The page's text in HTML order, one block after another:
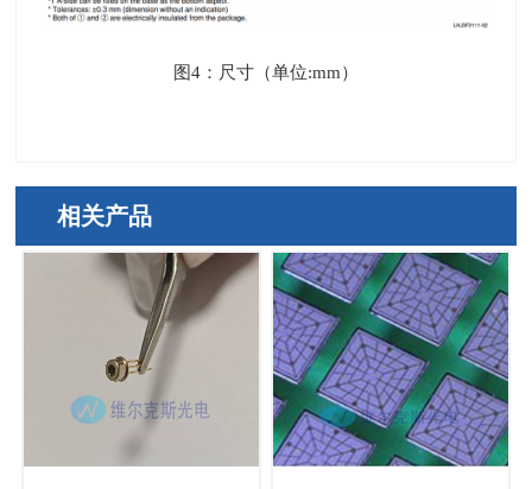
图4：尺寸（单位:mm）
相关产品